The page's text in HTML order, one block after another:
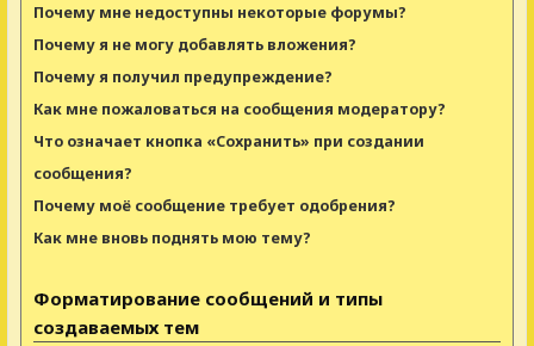
Почему мне недоступны некоторые форумы?
Почему я не могу добавлять вложения?
Почему я получил предупреждение?
Как мне пожаловаться на сообщения модератору?
Что означает кнопка «Сохранить» при создании
сообщения?
Почему моё сообщение требует одобрения?
Как мне вновь поднять мою тему?
Форматирование сообщений и типы
создаваемых тем